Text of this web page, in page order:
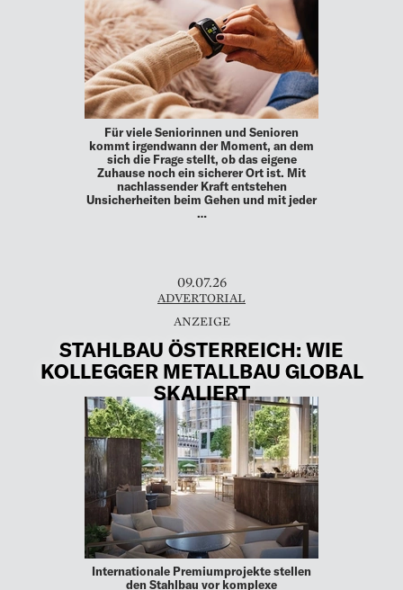
Für viele Seniorinnen und Senioren
kommt irgendwann der Moment, an dem
sich die Frage stellt, ob das eigene
Zuhause noch ein sicherer Ort ist. Mit
nachlassender Kraft entstehen
Unsicherheiten beim Gehen und mit jeder
…
09.07.26
ADVERTORIAL
STAHLBAU ÖSTERREICH: WIE
KOLLEGGER METALLBAU GLOBAL
SKALIERT
Internationale Premiumprojekte stellen
den Stahlbau vor komplexe